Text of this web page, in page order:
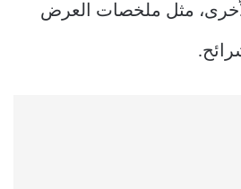
مثل ملخصات العرض